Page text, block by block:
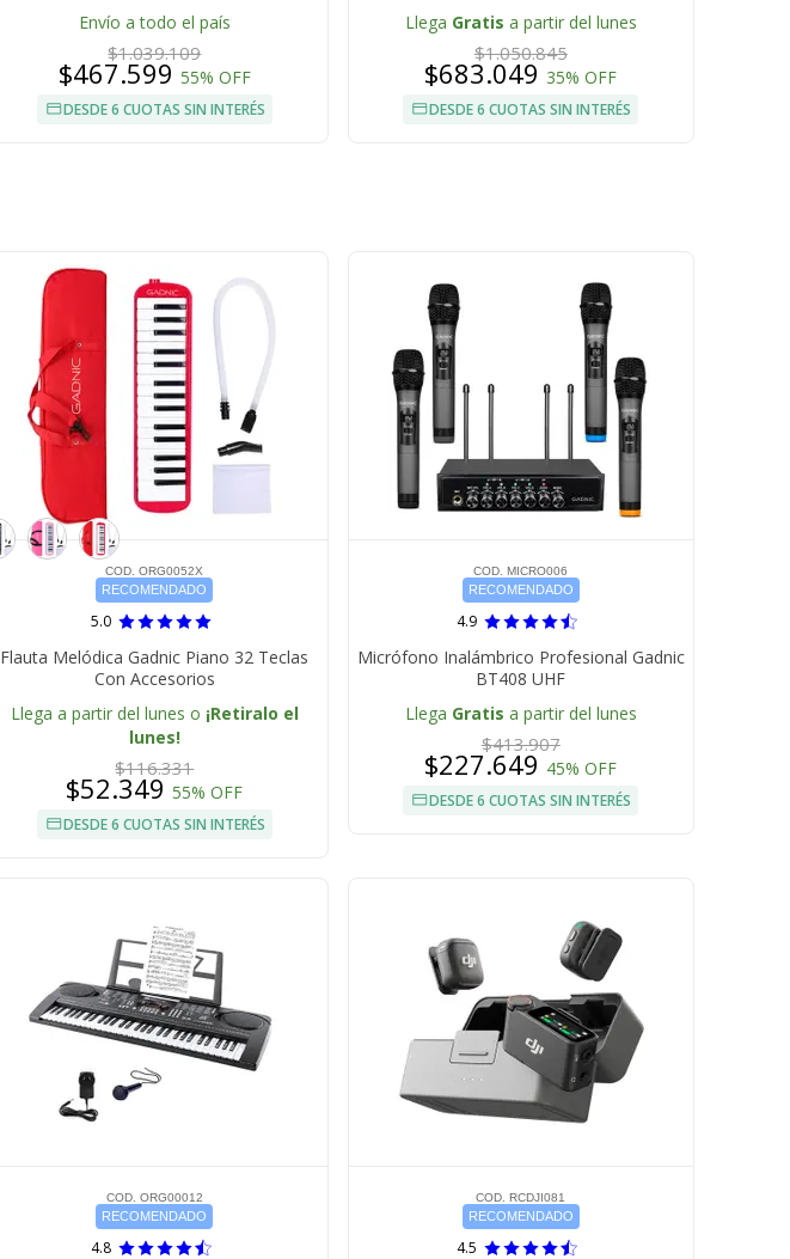
Envío a todo el país
$1.039.109
$467.599 55% OFF
DESDE 6 CUOTAS SIN INTERÉS
Llega Gratis a partir del lunes
$1.050.845
$683.049 35% OFF
DESDE 6 CUOTAS SIN INTERÉS
COD. ORG0052X
RECOMENDADO
5.0
Flauta Melódica Gadnic Piano 32 Teclas
Con Accesorios
Llega a partir del lunes o ¡Retiralo el
lunes!
$116.331
$52.34955% OFF
DESDE 6 CUOTAS SIN INTERÉS
COD. MICRO006
RECOMENDADO
4.9
Micrófono Inalámbrico Profesional Gadnic
BT408 UHF
Llega Gratis a partir del lunes
$413.907
$227.649 45% OFF
DESDE 6 CUOTAS SIN INTERÉS
COD. ORG00012
RECOMENDADO
4.8
COD. RCDJI081
RECOMENDADO
4.5